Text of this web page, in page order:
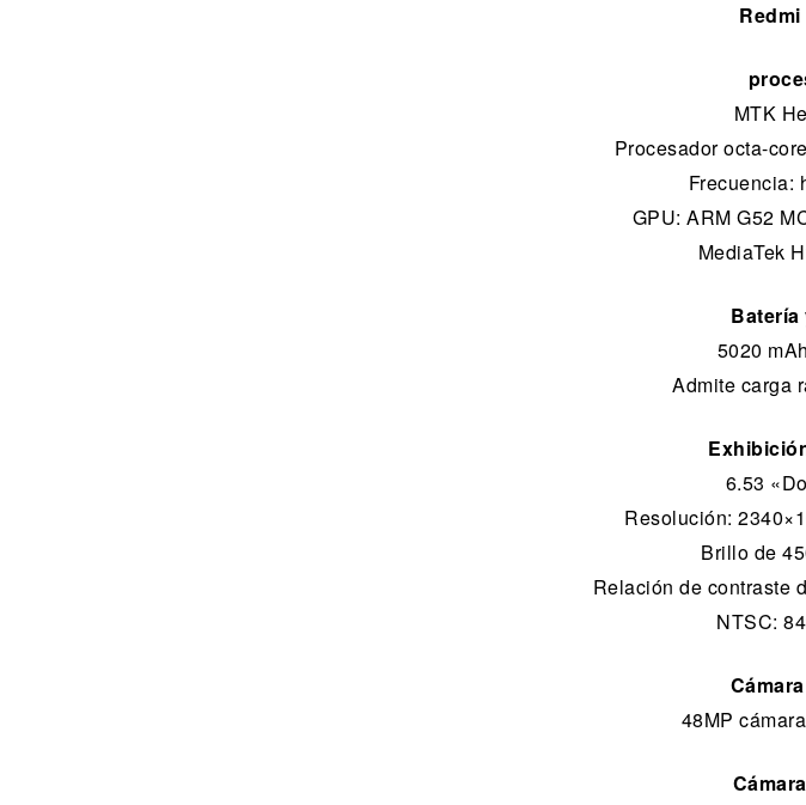
MTK
Procesador octa-
Frecuencia:
GPU: ARM G52
MediaTek
Batería
5020
Admite carga
6.53
Resolución:
Brillo de
Relación de contraste
NTSC:
48MP